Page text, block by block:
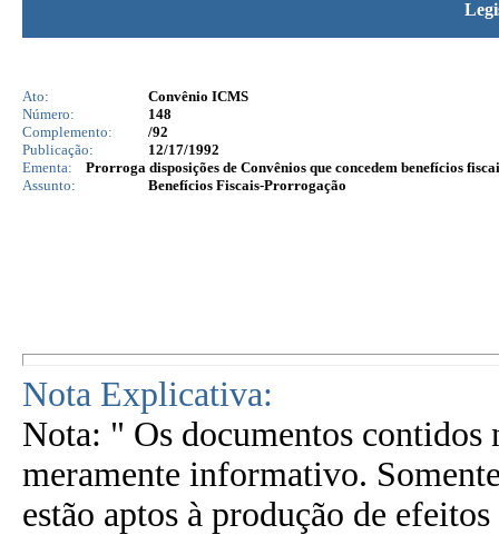
Ato:
Convênio ICMS
Número:
148
Complemento:
/92
Publicação:
12/17/1992
Ementa:
Prorroga disposições de Convênios que concedem benefícios
Assunto:
Benefícios Fiscais-Prorrogação
Nota Explicativa:
Nota: " Os documentos contidos
meramente informativo.
estão aptos à produção de